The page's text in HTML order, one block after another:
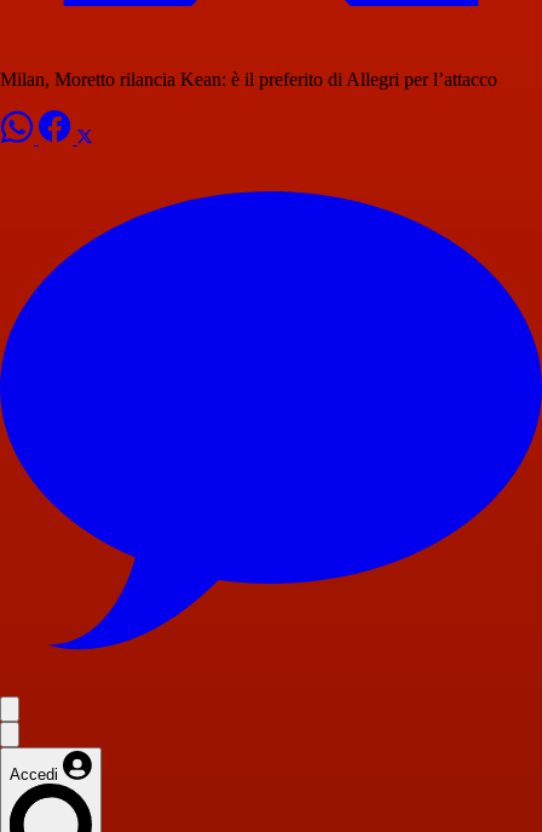
Milan, Moretto rilancia Kean: è il preferito di Allegri per l’attacco
Accedi